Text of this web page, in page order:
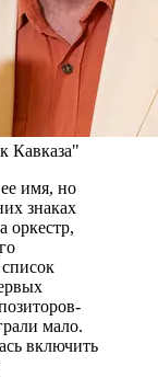
Кавказа"
имя, но
знаках
оркестр,
мало.
включить